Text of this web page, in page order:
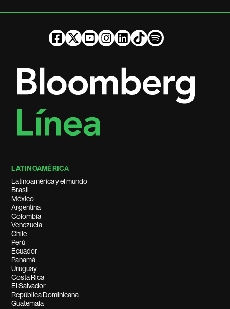
LATINOAMÉRICA
Latinoamérica y el mundo
Brasil
México
Argentina
Colombia
Venezuela
Chile
Perú
Ecuador
Panamá
Uruguay
Costa Rica
El Salvador
República Dominicana
Guatemala